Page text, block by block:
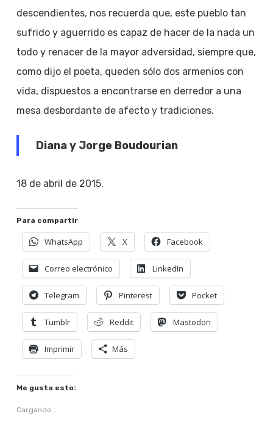
descendientes, nos recuerda que, este pueblo tan
sufrido y aguerrido es capaz de hacer de la nada un
todo y renacer de la mayor adversidad, siempre que,
como dijo el poeta, queden sólo dos armenios con
vida, dispuestos a encontrarse en derredor a una
mesa desbordante de afecto y tradiciones.
Diana y Jorge Boudourian
18 de abril de 2015.
Para compartir
WhatsApp X Facebook
Correo electrónico LinkedIn
Telegram Pinterest Pocket
Tumblr Reddit Mastodon
Imprimir Más
Me gusta esto:
Cargando...